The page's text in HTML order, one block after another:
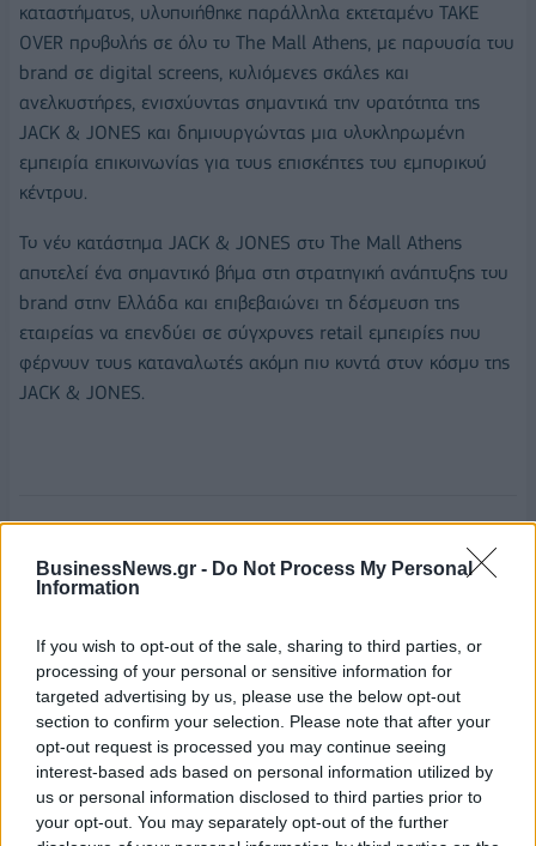
BusinessNews.gr - Do Not Process My Personal
Information
If you wish to opt-out of the sale, sharing to third parties, or
processing of your personal or sensitive information for
targeted advertising by us, please use the below opt-out
section to confirm your selection. Please note that after your
opt-out request is processed you may continue seeing
interest-based ads based on personal information utilized by
us or personal information disclosed to third parties prior to
your opt-out. You may separately opt-out of the further
καταστήματος, υλοποιήθηκε παράλληλα εκτεταμένο TAKE
OVER προβολής σε όλο το The Mall Athens, με παρουσία του
brand σε digital screens, κυλιόμενες σκάλες και
ανελκυστήρες, ενισχύοντας σημαντικά την ορατότητα της
JACK & JONES και δημιουργώντας μια ολοκληρωμένη
εμπειρία επικοινωνίας για τους επισκέπτες του εμπορικού
κέντρου.
Το νέο κατάστημα JACK & JONES στο The Mall Athens
αποτελεί ένα σημαντικό βήμα στη στρατηγική ανάπτυξης του
brand στην Ελλάδα και επιβεβαιώνει τη δέσμευση της
εταιρείας να επενδύει σε σύγχρονες retail εμπειρίες που
φέρνουν τους καταναλωτές ακόμη πιο κοντά στον κόσμο της
JACK & JONES.